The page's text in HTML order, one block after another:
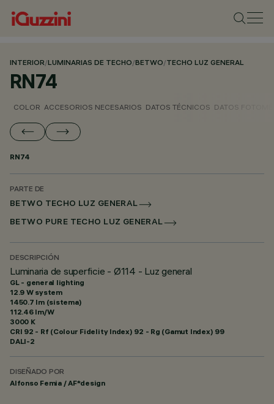
INTERIOR/LUMINARIAS DE TECHO/BETWO/TECHO LUZ GENERAL
RN74
COLOR ACCESORIOS NECESARIOS DATOS TÉCNICOS DATOS
RN74
PARTE DE
BETWO TECHO LUZ GENERAL
BETWO PURE TECHO LUZ GENERAL
DESCRIPCIÓN
Luminaria de superficie - Ø114 - Luz general
GL - general lighting
12.9 W system
1450.7 lm (sistema)
112.46 lm/W
3000 K
CRI 92 - Rf (Colour Fidelity Index) 92 - Rg (Gamut Index) 99
DALI-2
DISEÑADO POR
Alfonso Femia / AF*design